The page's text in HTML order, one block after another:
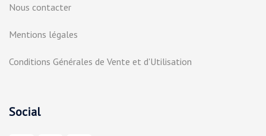
Nous contacter
Mentions légales
Conditions Générales de Vente et d'Utilisation
Social